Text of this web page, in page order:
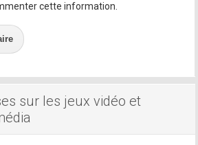
cette information.
sur les jeux vidéo et